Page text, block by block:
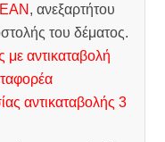
, ανεξαρτήτου
του δέματος.
αντικαταβολή
αντικαταβολής 3